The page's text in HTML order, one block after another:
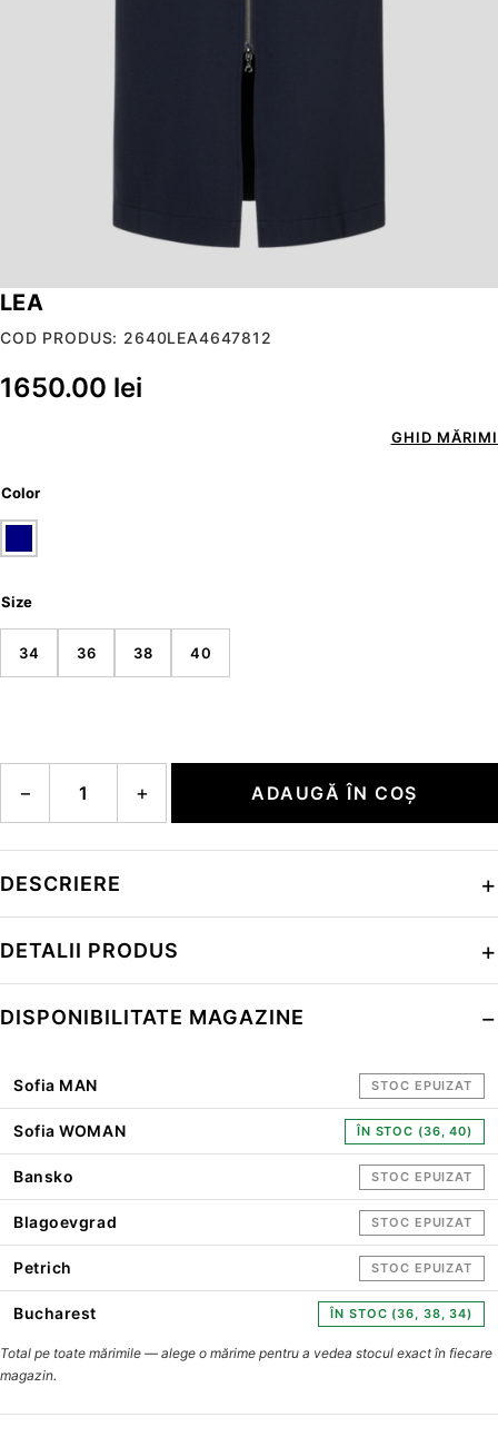
LEA
COD PRODUS: 2640LEA4647812
1650.00 lei
GHID MĂRIMI
Color
Size
34 36 38 40
− + ADAUGĂ ÎN COȘ
DESCRIERE
DETALII PRODUS
DISPONIBILITATE MAGAZINE
Sofia MAN STOC EPUIZAT
Sofia WOMAN ÎN STOC (36, 40)
Bansko STOC EPUIZAT
Blagoevgrad STOC EPUIZAT
Petrich STOC EPUIZAT
Bucharest ÎN STOC (36, 38, 34)
Total pe toate mărimile — alege o mărime pentru a vedea stocul exact în fiecare
magazin.